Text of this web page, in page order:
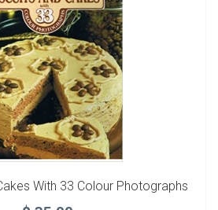
With 33 Colour Photographs